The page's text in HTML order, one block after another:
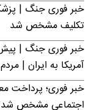
خبر فوری جنگ |
تکلیف مشخص شد
خبر فوری جنگ |
آمریکا به ایران |
خبر فوری؛ پرداخت
اجتماعی مشخص